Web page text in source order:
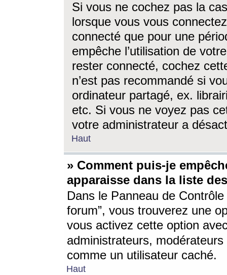
Si vous ne cochez pas la
lorsque vous vous
connecté que pour une
empêche l’utilisation de
rester connecté, cochez
n’est pas recommandé si
ordinateur partagé, ex.
etc. Si vous ne voyez pas
votre administrateur a
Haut
» Comment puis-je
apparaisse dans la liste
Dans le Panneau de
forum”, vous trouverez une
vous activez cette option
administrateurs,
comme un utilisateur caché.
Haut